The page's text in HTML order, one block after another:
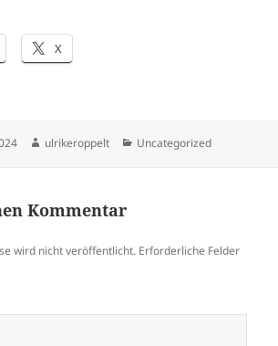
X
Autor
ulrikeroppelt Kategorien
Uncategorized
Kommentar
wird nicht veröffentlicht. Erforderliche Felder